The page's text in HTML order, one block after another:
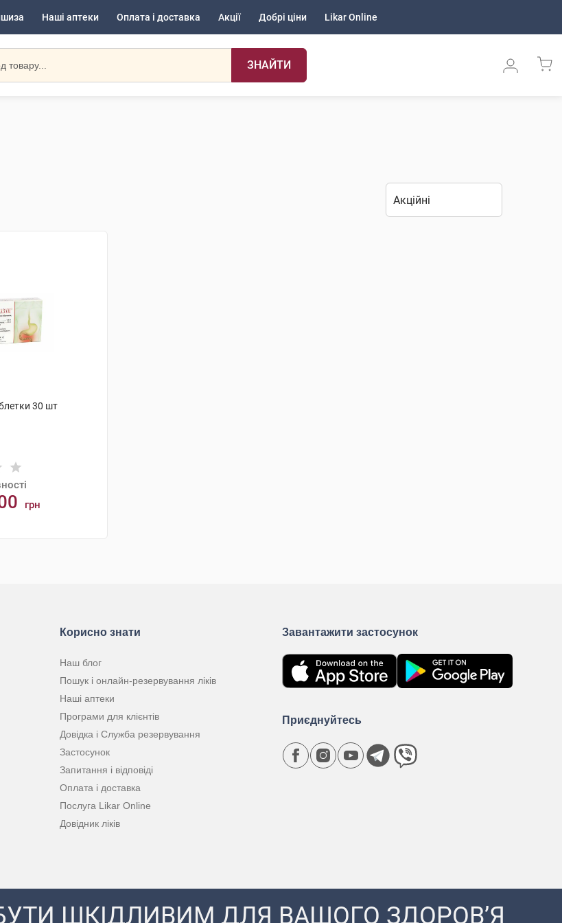
Наші аптеки Оплата і доставка Акції Добрі ціни Likar Online
ЗНАЙТИ
30 шт
грн
Корисно знати
Наш блог
Пошук і онлайн-резервування ліків
Наші аптеки
Програми для клієнтів
Довідка і Служба резервування
Застосунок
Запитання і відповіді
Оплата і доставка
Послуга Likar Online
Довідник ліків
Завантажити застосунок
Приєднуйтесь
ШКІДЛИВИМ ДЛЯ ВАШОГО ЗДОРОВ’Я